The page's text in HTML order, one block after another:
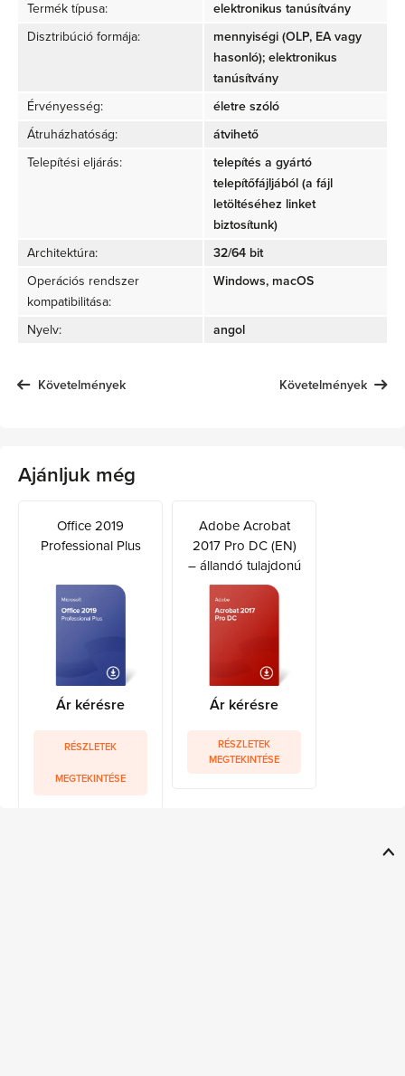
Termék típusa:
elektronikus tanúsítvány
Disztribúció formája:
mennyiségi (OLP, EA vagy
hasonló); elektronikus
tanúsítvány
Érvényesség:
életre szóló
Átruházhatóság:
átvihető
Telepítési eljárás:
telepítés a gyártó
telepítőfájljából (a fájl
letöltéséhez linket
biztosítunk)
Architektúra:
32/64 bit
Operációs rendszer
kompatibilitása:
Windows, macOS
Nyelv: angol
Követelmények Követelmények
Ajánljuk még
Office 2019
Professional Plus
Ár kérésre
RÉSZLETEK
MEGTEKINTÉSE
Adobe Acrobat
2017 Pro DC (EN)
– állandó tulajdonú
Ár kérésre
RÉSZLETEK
MEGTEKINTÉSE